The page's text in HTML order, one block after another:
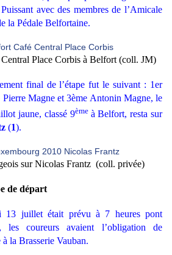
avec des membres de l’Amicale
la Pédale Belfortaine.
Place Corbis à Belfort (coll. JM)
final de l’étape fut le suivant : 1er
Magne et 3ème Antonin Magne, le
jaune, classé 9ème à Belfort, resta sur
(1).
sur Nicolas Frantz (coll. privée)
de départ
13 juillet était prévu à 7 heures pont
les coureurs avaient l’obligation de
la Brasserie Vauban.